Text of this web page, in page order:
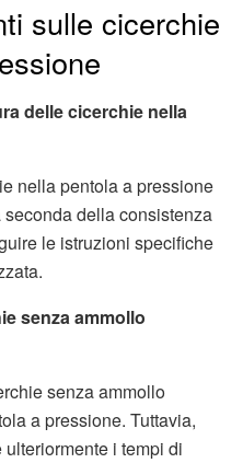
sulle cicerchie
delle cicerchie nella
nella pentola a pressione
della consistenza
le istruzioni specifiche
senza ammollo
senza ammollo
a pressione. Tuttavia,
i tempi di